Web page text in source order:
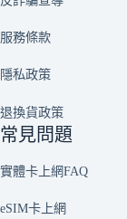
服務條款
隱私政策
退換貨政策
常見問題
實體卡上網FAQ
eSIM卡上網